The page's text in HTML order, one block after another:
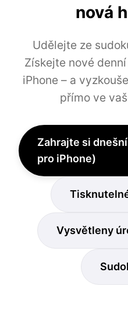
nová
Udělejte ze
Získejte nové
iPhone – a
přímo ve
Zahrajte si
pro iPhone)
Vysvětleny